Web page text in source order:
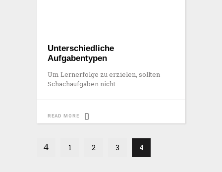
Unterschiedliche
Aufgabentypen
Um Lernerfolge zu erzielen, sollten
Schachaufgaben nicht
READ MORE
1 2 3 4